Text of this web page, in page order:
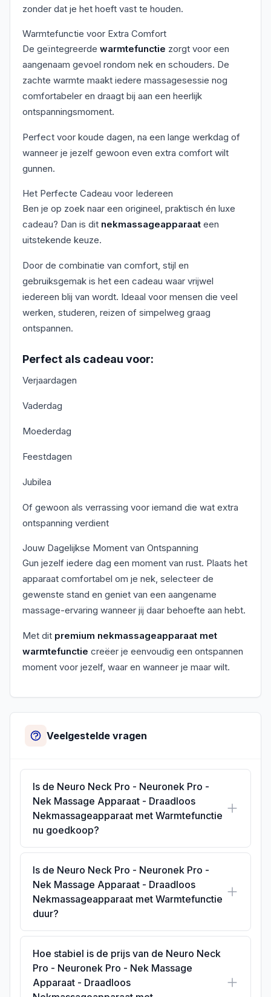
zonder dat je het hoeft vast te houden.
Warmtefunctie voor Extra Comfort
De geïntegreerde warmtefunctie zorgt voor een
aangenaam gevoel rondom nek en schouders. De
zachte warmte maakt iedere massagesessie nog
comfortabeler en draagt bij aan een heerlijk
ontspanningsmoment.
Perfect voor koude dagen, na een lange werkdag of
wanneer je jezelf gewoon even extra comfort wilt
gunnen.
Het Perfecte Cadeau voor Iedereen
Ben je op zoek naar een origineel, praktisch én luxe
cadeau? Dan is dit nekmassageapparaat een
uitstekende keuze.
Door de combinatie van comfort, stijl en
gebruiksgemak is het een cadeau waar vrijwel
iedereen blij van wordt. Ideaal voor mensen die veel
werken, studeren, reizen of simpelweg graag
ontspannen.
Perfect als cadeau voor:
Verjaardagen
Vaderdag
Moederdag
Feestdagen
Jubilea
Of gewoon als verrassing voor iemand die wat extra
ontspanning verdient
Jouw Dagelijkse Moment van Ontspanning
Gun jezelf iedere dag een moment van rust. Plaats het
apparaat comfortabel om je nek, selecteer de
gewenste stand en geniet van een aangename
massage-ervaring wanneer jij daar behoefte aan hebt.
Met dit premium nekmassageapparaat met
warmtefunctie creëer je eenvoudig een ontspannen
moment voor jezelf, waar en wanneer je maar wilt.
Veelgestelde vragen
Is de Neuro Neck Pro - Neuronek Pro -
Nek Massage Apparaat - Draadloos
Nekmassageapparaat met Warmtefunctie
nu goedkoop?
Is de Neuro Neck Pro - Neuronek Pro -
Nek Massage Apparaat - Draadloos
Nekmassageapparaat met Warmtefunctie
duur?
Hoe stabiel is de prijs van de Neuro Neck
Pro - Neuronek Pro - Nek Massage
Apparaat - Draadloos